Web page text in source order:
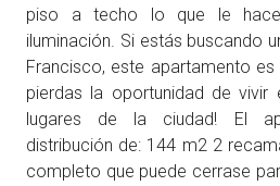
piso a techo lo que le
iluminación. Si estás buscando
Francisco, este apartamento
pierdas la oportunidad de
lugares de la ciudad! El
distribución de: 144 m2 2
completo que puede cerrase